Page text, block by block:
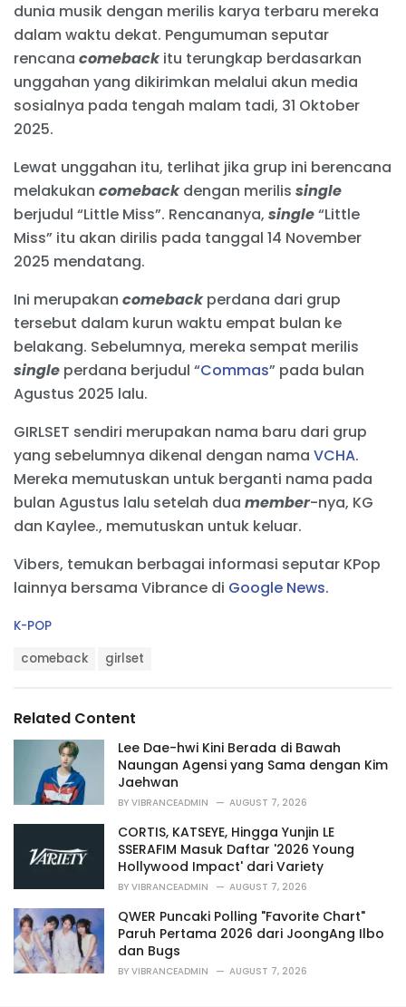
dunia musik dengan merilis karya terbaru mereka
dalam waktu dekat. Pengumuman seputar
rencana comebackitu terungkap berdasarkan
unggahan yang dikirimkan melalui akun media
sosialnya pada tengah malam tadi, 31 Oktober
2025.
Lewat unggahan itu, terlihat jika grup ini berencana
melakukan comebackdengan merilis single
berjudul “Little Miss”. Rencananya, single“Little
Miss” itu akan dirilis pada tanggal 14 November
2025 mendatang.
Ini merupakan comebackperdana dari grup
tersebut dalam kurun waktu empat bulan ke
belakang. Sebelumnya, mereka sempat merilis
single perdana berjudul “Commas” pada bulan
Agustus 2025 lalu.
GIRLSET sendiri merupakan nama baru dari grup
yang sebelumnya dikenal dengan nama VCHA.
Mereka memutuskan untuk berganti nama pada
bulan Agustus lalu setelah dua member-nya, KG
dan Kaylee., memutuskan untuk keluar.
Vibers, temukan berbagai informasi seputar KPop
lainnya bersama Vibrance di Google News.
C
r
i
K-POP
:
comeback girlset
Related Content
Lee Dae-hwi Kini Berada di Bawah
Naungan Agensi yang Sama dengan Kim
Jaehwan
BY VIBRANCEADMIN AUGUST 7, 2026
CORTIS, KATSEYE, Hingga Yunjin LE
SSERAFIM Masuk Daftar '2026 Young
Hollywood Impact' dari Variety
BY VIBRANCEADMIN AUGUST 7, 2026
QWER Puncaki Polling "Favorite Chart"
Paruh Pertama 2026 dari JoongAng Ilbo
dan Bugs
BY VIBRANCEADMIN AUGUST 7, 2026